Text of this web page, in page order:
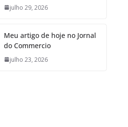
julho 29, 2026
Meu artigo de hoje no Jornal
do Commercio
julho 23, 2026